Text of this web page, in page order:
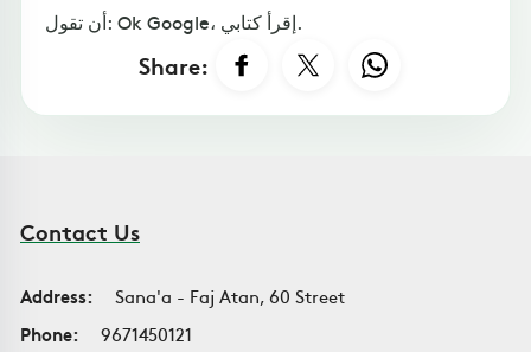
أن تقول: Ok Google، إقرأ كتابي.
Share:
Contact Us
Address:
Sana'a - Faj Atan, 60 Street
Phone:
9671450121